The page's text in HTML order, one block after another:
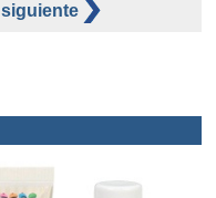
siguiente